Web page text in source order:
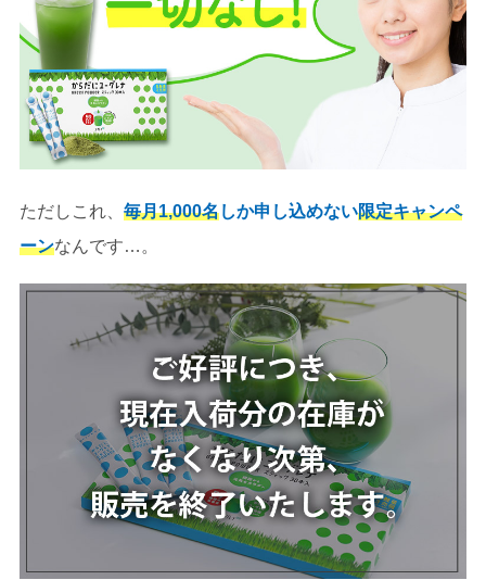
ただしこれ、 毎月1,000名しか申し込めない限定キャンペ
ーンなんです…。